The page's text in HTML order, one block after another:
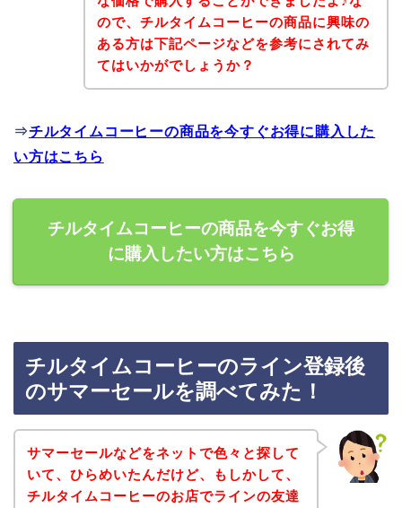
ので、チルタイムコーヒーの商品に興味の
ある方は下記ページなどを参考にされてみ
てはいかがでしょうか？
⇒チルタイムコーヒーの商品を今すぐお得に購入した
い方はこちら
チルタイムコーヒーの商品を今すぐお得
に購入したい方はこちら
チルタイムコーヒーのライン登録後
のサマーセールを調べてみた！
サマーセールなどをネットで色々と探して
いて、ひらめいたんだけど、もしかして、
チルタイムコーヒーのお店でラインの友達